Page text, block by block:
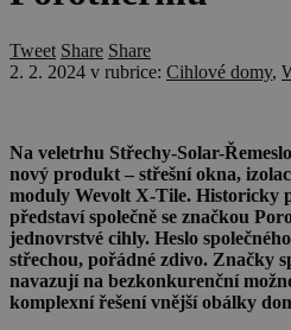
Tweet Share Share
2. 2. 2024 v rubrice: Cihlové domy,
Na veletrhu Střechy-Solar-
nový produkt – střešní okna,
moduly Wevolt X-Tile. Historicky
představí společně se značkou
jednovrstvé cihly. Heslo
střechou, pořádné zdivo. Značky
navazují na bezkonkurenční
komplexní řešení vnější obálky